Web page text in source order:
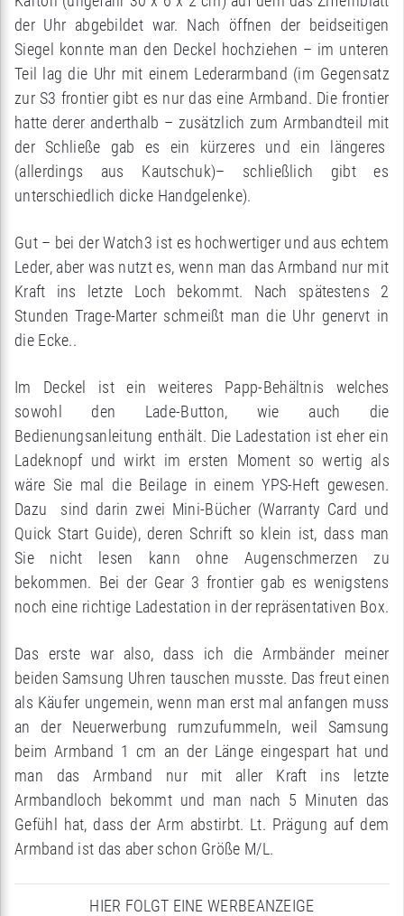
der Uhr abgebildet war. Nach öffnen der beidseitigen
Siegel konnte man den Deckel hochziehen – im unteren
Teil lag die Uhr mit einem Lederarmband (im Gegensatz
zur S3 frontier gibt es nur das eine Armband. Die frontier
hatte derer anderthalb – zusätzlich zum Armbandteil mit
der Schließe gab es ein kürzeres und ein längeres
(allerdings aus Kautschuk)– schließlich gibt es
unterschiedlich dicke Handgelenke).
Gut – bei der Watch3 ist es hochwertiger und aus echtem
Leder, aber was nutzt es, wenn man das Armband nur mit
Kraft ins letzte Loch bekommt. Nach spätestens 2
Stunden Trage-Marter schmeißt man die Uhr genervt in
die Ecke..
Im Deckel ist ein weiteres Papp-Behältnis welches
sowohl den Lade-Button, wie auch die
Bedienungsanleitung enthält. Die Ladestation ist eher ein
Ladeknopf und wirkt im ersten Moment so wertig als
wäre Sie mal die Beilage in einem YPS-Heft gewesen.
Dazu sind darin zwei Mini-Bücher (Warranty Card und
Quick Start Guide), deren Schrift so klein ist, dass man
Sie nicht lesen kann ohne Augenschmerzen zu
bekommen. Bei der Gear 3 frontier gab es wenigstens
noch eine richtige Ladestation in der repräsentativen Box.
Das erste war also, dass ich die Armbänder meiner
beiden Samsung Uhren tauschen musste. Das freut einen
als Käufer ungemein, wenn man erst mal anfangen muss
an der Neuerwerbung rumzufummeln, weil Samsung
beim Armband 1 cm an der Länge eingespart hat und
man das Armband nur mit aller Kraft ins letzte
Armbandloch bekommt und man nach 5 Minuten das
Gefühl hat, dass der Arm abstirbt. Lt. Prägung auf dem
Armband ist das aber schon Größe M/L.
HIER FOLGT EINE WERBEANZEIGE